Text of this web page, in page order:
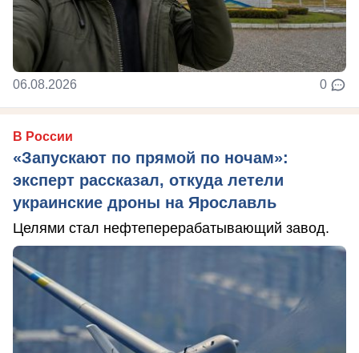
06.08.2026 0
В России
«Запускают по прямой по ночам»:
эксперт рассказал, откуда летели
украинские дроны на Ярославль
Целями стал нефтеперерабатывающий завод.